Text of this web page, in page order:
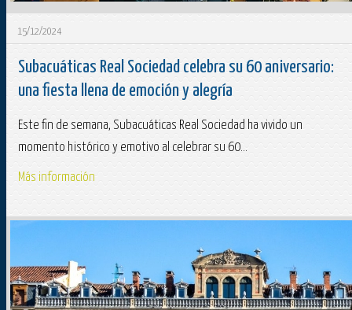
15/12/2024
Subacuáticas Real Sociedad celebra su 60 aniversario:
una fiesta llena de emoción y alegría
Este fin de semana, Subacuáticas Real Sociedad ha vivido un
momento histórico y emotivo al celebrar su 60...
Más información